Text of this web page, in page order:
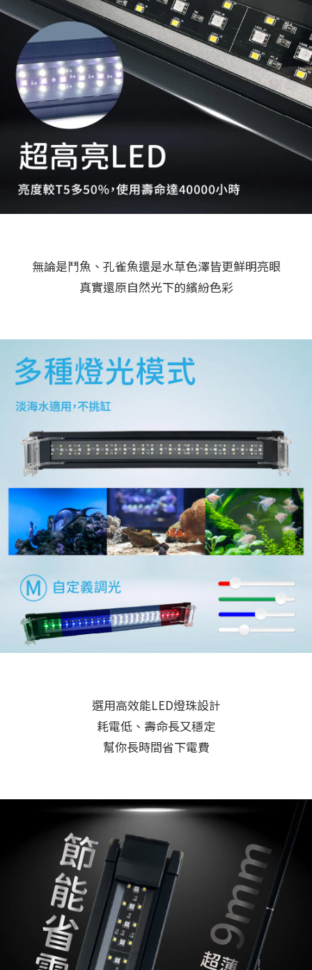
無論是鬥魚、孔雀魚還是水草色澤皆更鮮明亮眼
真實還原自然光下的繽紛色彩
選用高效能LED燈珠設計
耗電低、壽命長又穩定
幫你長時間省下電費